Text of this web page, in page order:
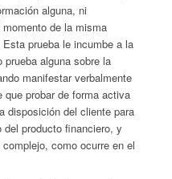
alguna, ni
de la misma
prueba le incumbe a la
alguna sobre la
manifestar verbalmente
probar de forma activa
disposición del cliente para
producto financiero, y
como ocurre en el